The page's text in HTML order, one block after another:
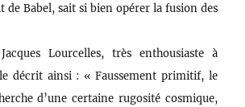
de Babel, sait si bien opérer la fusion des
Lourcelles, très enthousiaste à
décrit ainsi : « Faussement primitif, le
d’une certaine rugosité cosmique,